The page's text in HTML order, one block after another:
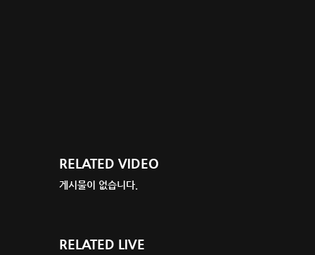
RELATED VIDEO
게시물이 없습니다.
RELATED LIVE